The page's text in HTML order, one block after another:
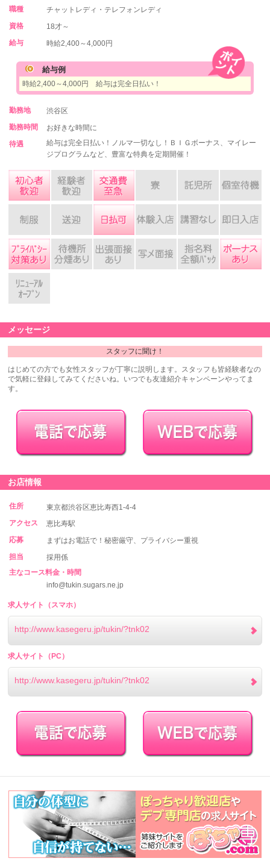
職種
チャットレディ・テレフォンレディ
資格
18才～
給与
時給2,400～4,000円
給与例
時給2,400～4,000円 給与は完全日払い！
勤務地
渋谷区
勤務時間
お好きな時間に
待遇
給与は完全日払い！ノルマ一切なし！ＢＩＧボーナス、マイレー
ジプログラムなど、豊富な特典を定期開催！
メッセージ
スタッフに聞け！
はじめての方でも女性スタッフが丁寧に説明します。スタッフも皆経験者なの
で気軽に登録してみてくださいね。いつでも友達紹介キャンペーンやってま
す。
お店情報
住所
東京都渋谷区恵比寿西1-4-4
アクセス
恵比寿駅
応募
まずはお電話で！秘密厳守、プライバシー重視
担当
採用係
主なコース料金・時間
info@tukin.sugars.ne.jp
求人サイト（スマホ）
http://www.kasegeru.jp/tukin/?tnk02
求人サイト（PC）
http://www.kasegeru.jp/tukin/?tnk02